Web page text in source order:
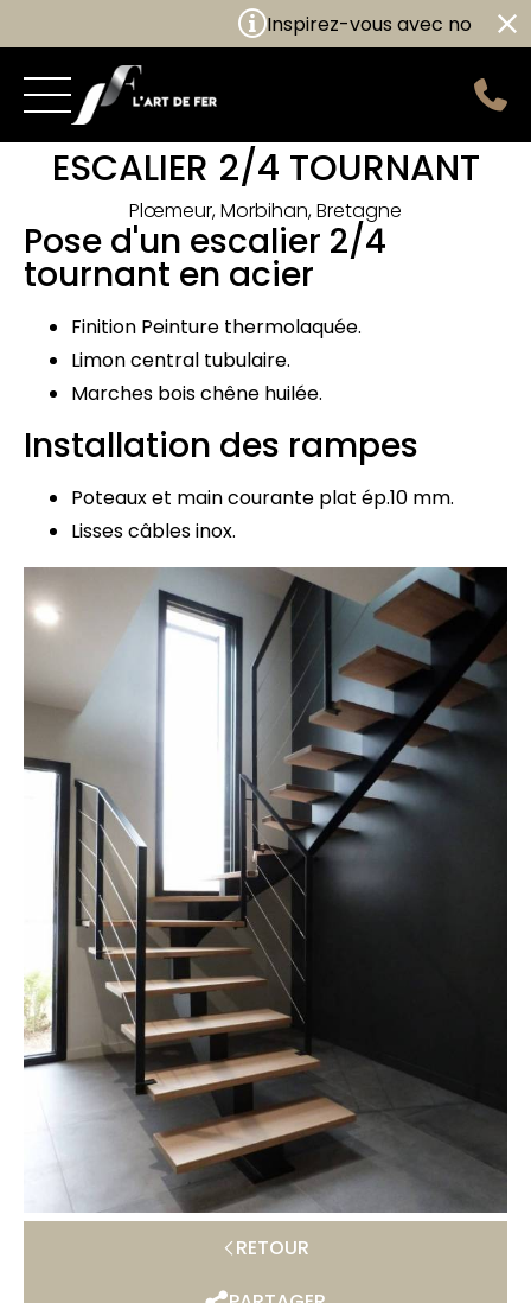
Inspirez-vous avec nos
ESCALIER 2/4 TOURNANT
Plœmeur, Morbihan, Bretagne
Pose d'un escalier 2/4
tournant en acier
Finition Peinture thermolaquée.
Limon central tubulaire.
Marches bois chêne huilée.
Installation des rampes
Poteaux et main courante plat ép.10 mm.
Lisses câbles inox.
RETOUR